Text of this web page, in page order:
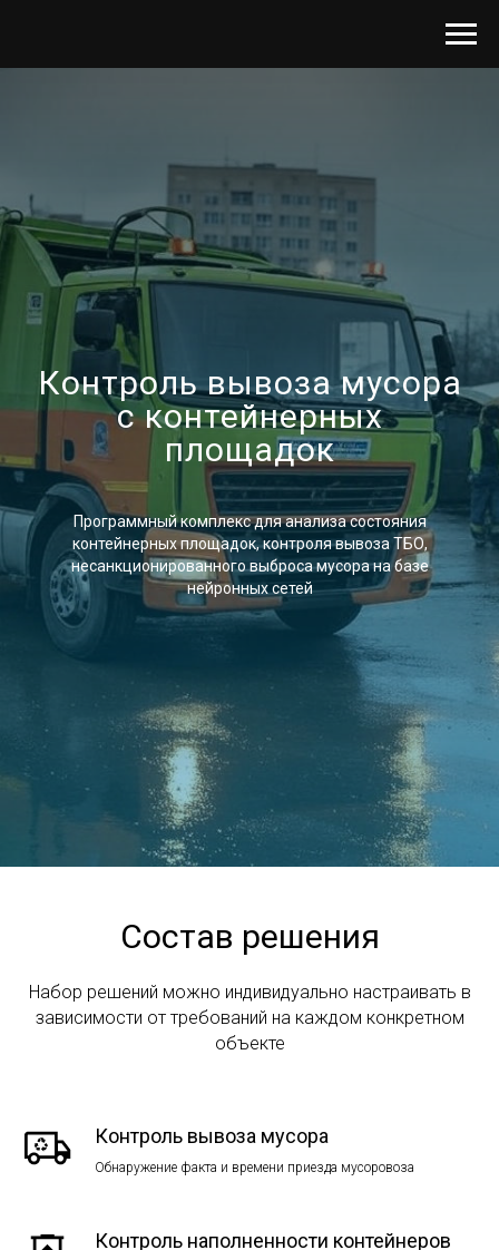
Контроль вывоза мусора
с контейнерных
площадок
Программный комплекс для анализа состояния
контейнерных площадок, контроля вывоза ТБО,
несанкционированного выброса мусора на базе
нейронных сетей
Состав решения
Набор решений можно индивидуально настраивать в
зависимости от требований на каждом конкретном
объекте
Контроль вывоза мусора
Обнаружение факта и времени приезда мусоровоза
Контроль наполненности контейнеров